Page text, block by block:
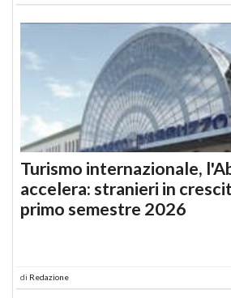
Turismo internazionale,
accelera: stranieri in
primo semestre 2026
di Redazione